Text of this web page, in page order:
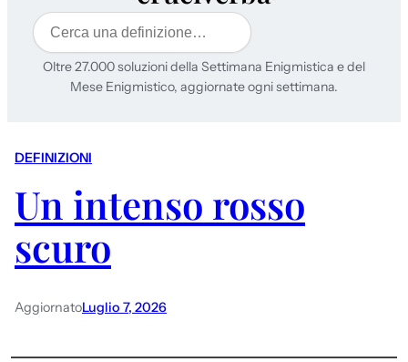
Cerca
Oltre 27.000 soluzioni della Settimana Enigmistica e del
Mese Enigmistico, aggiornate ogni settimana.
DEFINIZIONI
Un intenso rosso
scuro
AggiornatoLuglio 7, 2026